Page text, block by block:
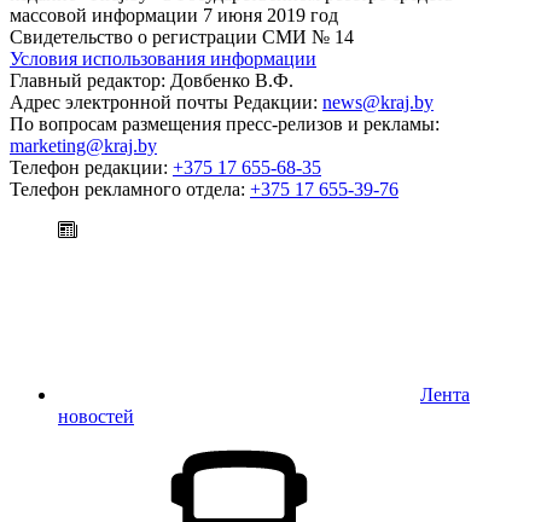
массовой информации 7 июня 2019 год
Свидетельство о регистрации СМИ № 14
Условия использования информации
Главный редактор: Довбенко В.Ф.
Адрес электронной почты Редакции: news@kraj.by
По вопросам размещения пресс-релизов и рекламы:
marketing@kraj.by
Телефон редакции: +375 17 655-68-35
Телефон рекламного отдела: +375 17 655-39-76
Лента
новостей